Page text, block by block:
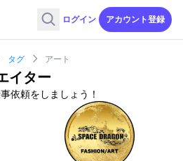
ログイン アカウント登録
タグ アート
イター
依頼をしましょう！